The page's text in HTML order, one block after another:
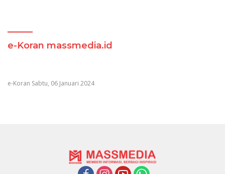
e-Koran massmedia.id
e-Koran Sabtu, 06 Januari 2024